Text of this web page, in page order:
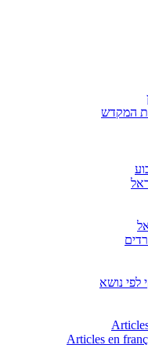
המקדש
נושא